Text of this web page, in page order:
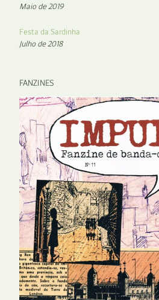
Maio de 2019
Festa da Sardinha
Julho de 2018
FANZINES